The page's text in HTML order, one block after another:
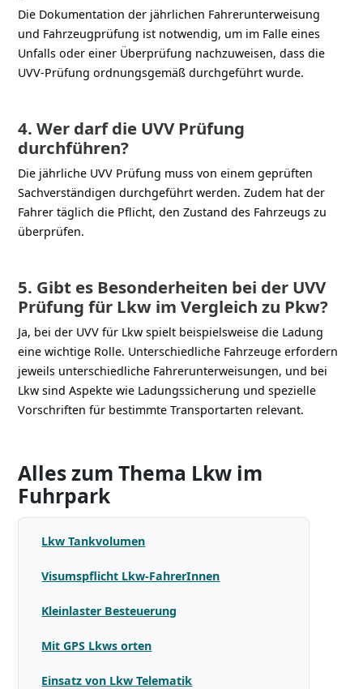
Die Dokumentation der jährlichen Fahrerunterweisung
und Fahrzeugprüfung ist notwendig, um im Falle eines
Unfalls oder einer Überprüfung nachzuweisen, dass die
UVV-Prüfung ordnungsgemäß durchgeführt wurde.
4. Wer darf die UVV Prüfung
durchführen?
Die jährliche UVV Prüfung muss von einem geprüften
Sachverständigen durchgeführt werden. Zudem hat der
Fahrer täglich die Pflicht, den Zustand des Fahrzeugs zu
überprüfen.
5. Gibt es Besonderheiten bei der UVV
Prüfung für Lkw im Vergleich zu Pkw?
Ja, bei der UVV für Lkw spielt beispielsweise die Ladung
eine wichtige Rolle. Unterschiedliche Fahrzeuge erfordern
jeweils unterschiedliche Fahrerunterweisungen, und bei
Lkw sind Aspekte wie Ladungssicherung und spezielle
Vorschriften für bestimmte Transportarten relevant.
Alles zum Thema Lkw im
Fuhrpark
Lkw Tankvolumen
Visumspflicht Lkw-FahrerInnen
Kleinlaster Besteuerung
Mit GPS Lkws orten
Einsatz von Lkw Telematik